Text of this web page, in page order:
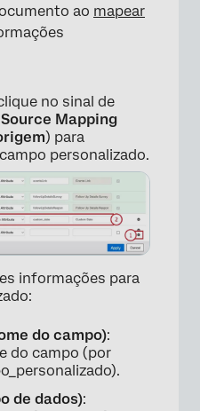
ao mapear
no sinal de
Source Mapping
) para
personalizado.
informações para
do campo):
do campo (por
de dados):